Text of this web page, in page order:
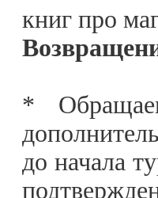
книг про
*
до начала